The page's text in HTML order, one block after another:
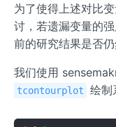
为了使得上述对比
讨，若遗漏变量的
前的研究结果是否仍
我们使用
tcontourplot 绘制